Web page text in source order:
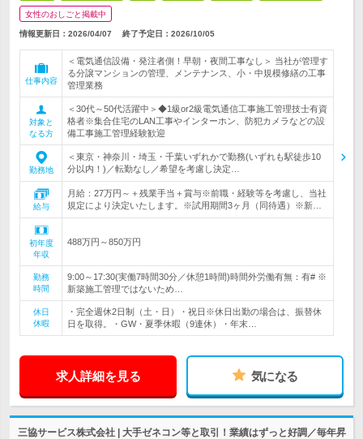
女性のおしごと掲載中
情報更新日：2026/04/07 終了予定日： 2026/10/05
仕事内容
＜電気通信設備・発注者側！早朝・夜間工事なし＞ 当社が管理す
る分譲マンションの管理、メンテナンス、小・中規模修繕の工事
管理業務
対象と
なる方
＜30代～50代活躍中＞◆1級or2級電気通信工事施工管理技士有資
格者※集合住宅のLAN工事やインターホン、防犯カメラなどの設
備工事施工管理経験歓迎
勤務地
＜東京・神奈川・埼玉・千葉いずれかで勤務(いずれも駅徒歩10
分以内！)／転勤なし／希望を考慮し決定…
給与
月給：27万円～＋残業手当＋賞与※前職・経験等を考慮し、当社
規定により決定いたします。※試用期間3ヶ月（同待遇）※新…
初年度
年収
488万円～850万円
勤務
時間
9:00～17:30(実働7時間30分／休憩1時間)時間外労働有無：有# ※
新築施工管理ではないため…
休日
休暇
・完全週休2日制（土・日）・祝日※休日出勤の場合は、振替休
日を取得。・GW・夏季休暇（9連休）・年末…
求人詳細を見る 気になる
三協サービス株式会社 | 大手ゼネコン等と取引！業績はずっと好調／毎年昇